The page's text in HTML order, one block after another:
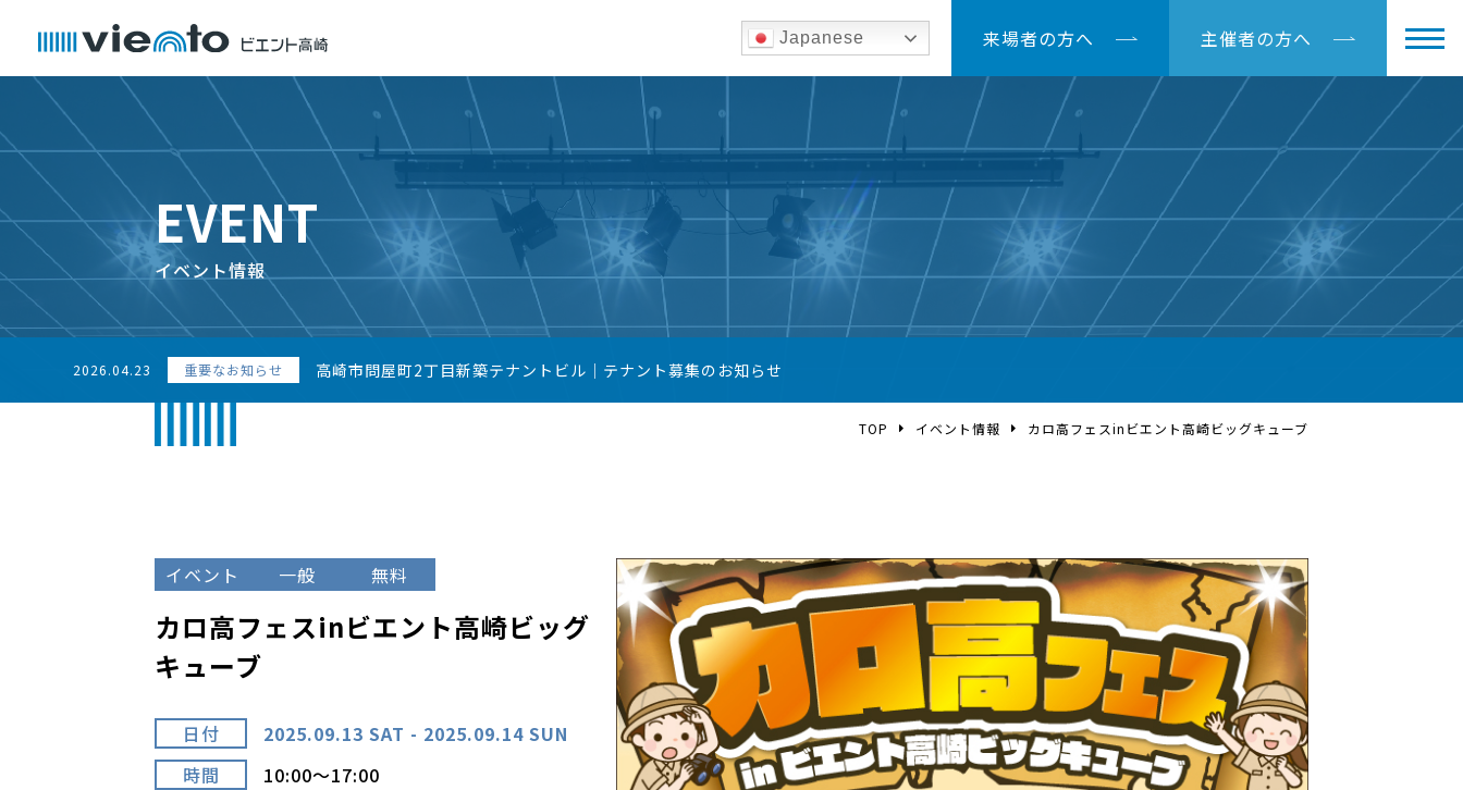
Japanese 来場者の方へ 主催者の方へ
EVENT
イベント情報
2026.04.23 重要なお知らせ 高崎市問屋町2丁目新築テナントビル｜テナント募集のお知らせ
TOP イベント情報 カロ高フェスinビエント高崎ビッグキューブ
イベント 一般 無料
カロ高フェスinビエント高崎ビッグ
キューブ
日付
2025.09.13 SAT - 2025.09.14 SUN
時間
10:00～17:00